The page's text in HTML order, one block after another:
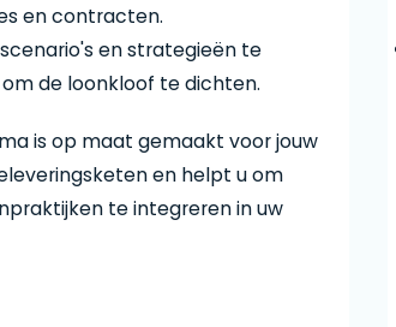
en contracten.
en strategieën te
de loonkloof te dichten.
is op maat gemaakt voor jouw
en helpt u om
te integreren in uw